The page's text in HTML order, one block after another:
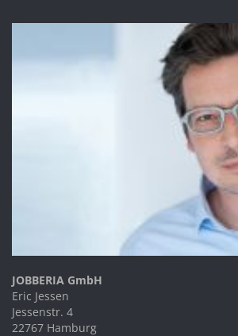
JOBBERIA GmbH
Eric Jessen
Jessenstr. 4
22767 Hamburg